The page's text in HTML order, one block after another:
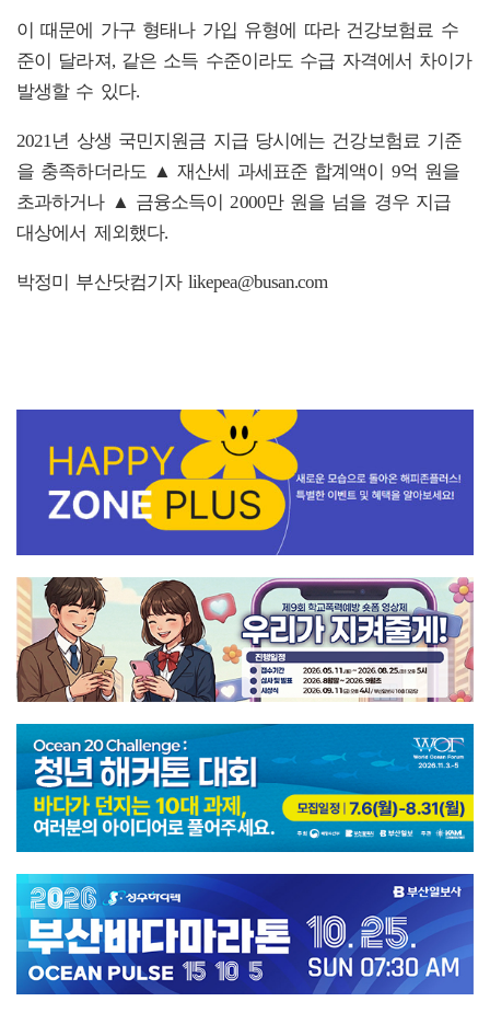
이 때문에 가구 형태나 가입 유형에 따라 건강보험료 수
준이 달라져, 같은 소득 수준이라도 수급 자격에서 차이가
발생할 수 있다.
2021년 상생 국민지원금 지급 당시에는 건강보험료 기준
을 충족하더라도 ▲ 재산세 과세표준 합계액이 9억 원을
초과하거나 ▲ 금융소득이 2000만 원을 넘을 경우 지급
대상에서 제외했다.
박정미 부산닷컴기자 likepea@busan.com